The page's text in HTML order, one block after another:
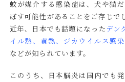
蚊が媒介する感染症は、犬や猫
ぼす可能性があることをご存じで
近年、日本でも話題になった デン
イル熱、黄熱、ジカウイルス感
などが知られています。
このうち、日本脳炎は国内でも